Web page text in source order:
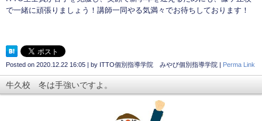
で一緒に頑張りましょう！講師一同やる気満々でお待ちしております！
Posted on 2020.12.22 16:05 | by ITTO個別指導学院 みやび個別指導学院 | Perma Link
牛久校 冬は手強いですよ。